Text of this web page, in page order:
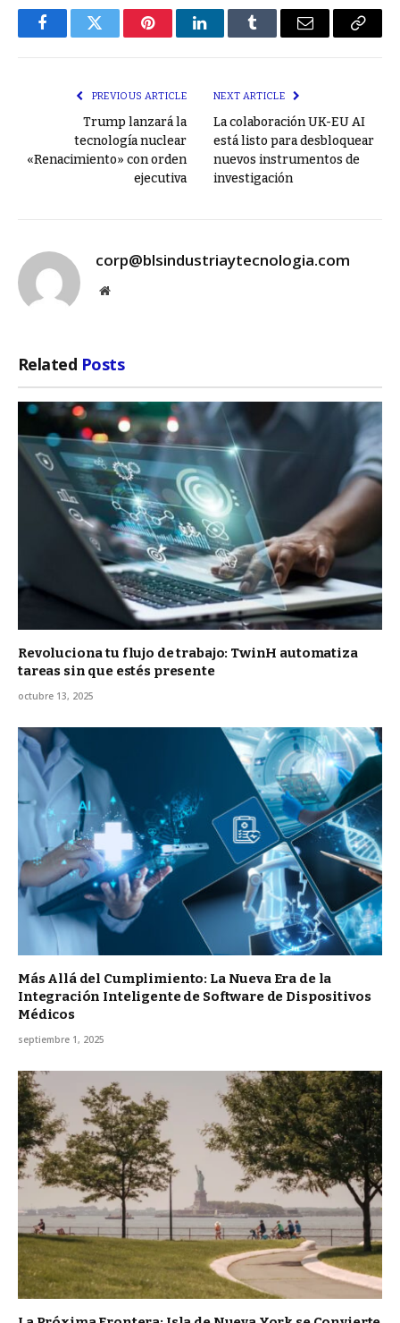
FacebookTwitter PinterestLinkedInTumblr Email
Copy
PREVIOUS ARTICLE
Trump lanzará la
tecnología nuclear
«Renacimiento» con orden
ejecutiva
NEXT ARTICLE
La colaboración UK-EU AI
está listo para desbloquear
nuevos instrumentos de
investigación
corp@blsindustriaytecnologia.com
Website
Related Posts
Revoluciona tu flujo de trabajo: TwinH automatiza
tareas sin que estés presente
octubre 13, 2025
Más Allá del Cumplimiento: La Nueva Era de la
Integración Inteligente de Software de Dispositivos
Médicos
septiembre 1, 2025